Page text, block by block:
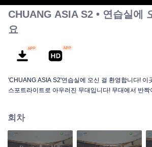
CHUANG ASIA S2 • 연습실에
요
'CHUANG ASIA S2'연습실에 오신 걸 환영합니다! 이
스포트라이트로 아우러진 무대입니다! 무대에서 반
회차